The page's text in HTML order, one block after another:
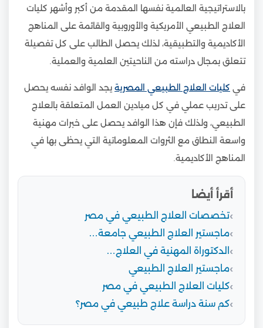
بالاستراتيجية العالمية نفسها المقدمة من أكبر وأشهر كليات
العلاج الطبيعي الأمريكية والأوروبية والقائمة على المناهج
الأكاديمية والتطبيقية، لذلك يحصل الطالب على كل تفصيلة
تتعلق بمجال دراسته من الناحيتين العلمية والعملية.
في كليات العلاج الطبيعي المصرية يجد الوافد نفسه يحصل
على تدريب عملي في كل ميادين العمل المتعلقة بالعلاج
الطبيعي، ولذلك فإن هذا الوافد يحصل على خبرات مهنية
واسعة النطاق مع الثروات المعلوماتية التي يحظى بها في
المناهج الأكاديمية.
أقرأ أيضا
تخصصات العلاج الطبيعي في مصر
ماجستير العلاج الطبيعي جامعة…
الدكتوراة المهنية في العلاج…
ماجستير العلاج الطبيعي
كليات العلاج الطبيعي في مصر
كم سنة دراسة علاج طبيعي في مصر؟